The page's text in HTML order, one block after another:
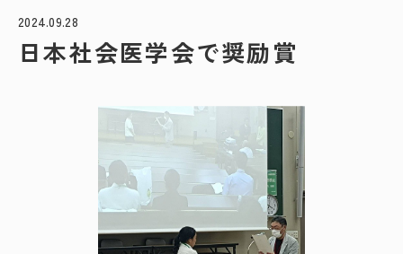
2024.09.28
日本社会医学会で奨励賞